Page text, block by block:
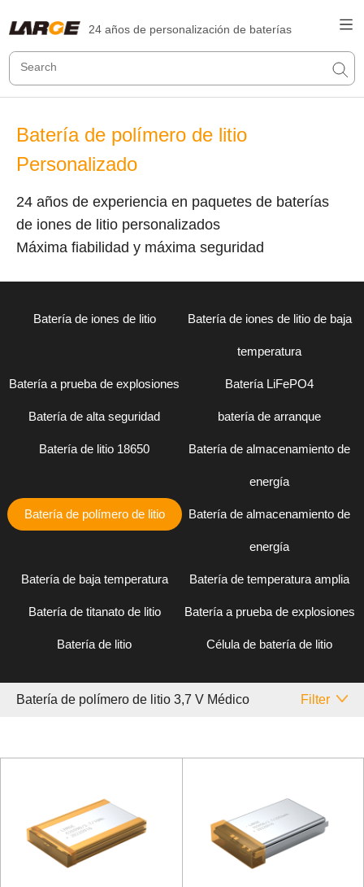
24 años de personalización de baterías
Batería de polímero de litio
Personalizado
24 años de experiencia en paquetes de baterías
de iones de litio personalizados
Máxima fiabilidad y máxima seguridad
Batería de iones de litio Batería de iones de litio de baja
temperatura
Batería a prueba de explosiones Batería LiFePO4
Batería de alta seguridad batería de arranque
Batería de litio 18650 Batería de almacenamiento de
energía
Batería de polímero de litio Batería de almacenamiento de
energía
Batería de baja temperatura Batería de temperatura amplia
Batería de titanato de litio Batería a prueba de explosiones
Batería de litio Célula de batería de litio
Batería de polímero de litio 3,7 V Médico Filter